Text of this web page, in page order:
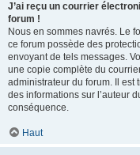
J’ai reçu un courrier
forum !
Nous en sommes navrés. Le
ce forum possède des
envoyant de tels messages.
une copie complète du
administrateur du forum. Il est
des informations sur l’auteur
conséquence.
Haut